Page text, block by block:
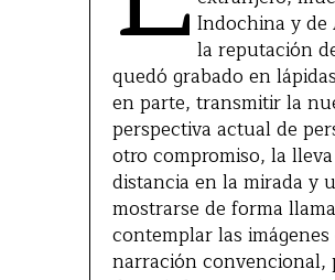
Indochina y de
la reputación
quedó grabado en
en parte, transmitir la
perspectiva actual de
otro compromiso, la
distancia en la mirada y
mostrarse de forma
contemplar las
narración convencional,